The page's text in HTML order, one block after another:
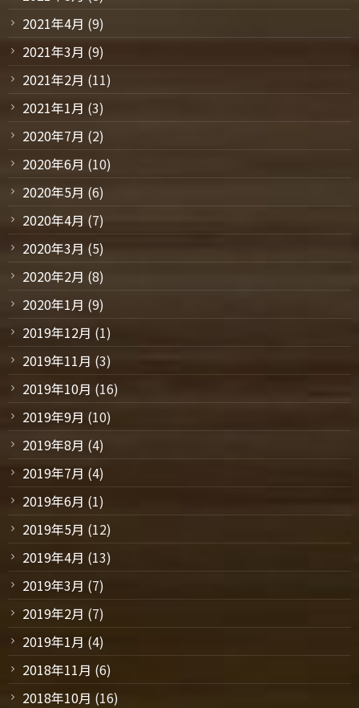
2021年4月 (9)
2021年3月 (9)
2021年2月 (11)
2021年1月 (3)
2020年7月 (2)
2020年6月 (10)
2020年5月 (6)
2020年4月 (7)
2020年3月 (5)
2020年2月 (8)
2020年1月 (9)
2019年12月 (1)
2019年11月 (3)
2019年10月 (16)
2019年9月 (10)
2019年8月 (4)
2019年7月 (4)
2019年6月 (1)
2019年5月 (12)
2019年4月 (13)
2019年3月 (7)
2019年2月 (7)
2019年1月 (4)
2018年11月 (6)
2018年10月 (16)